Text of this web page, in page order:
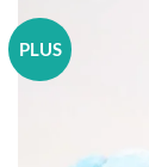
PLUS